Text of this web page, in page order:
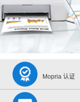
Mopria 认证